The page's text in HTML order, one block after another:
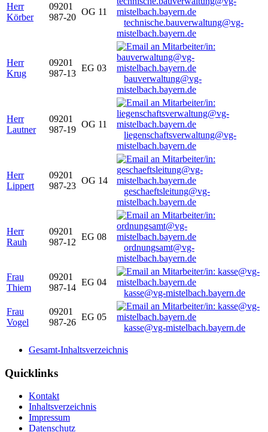
Herr
Körber
09201
987-20
OG 11
technische.bauverwaltung@vg-
mistelbach.bayern.de
Herr
Krug
09201
987-13
EG 03
bauverwaltung@vg-
mistelbach.bayern.de
Herr
Lautner
09201
987-19
OG 11
liegenschaftsverwaltung@vg-
mistelbach.bayern.de
Herr
Lippert
09201
987-23
OG 14
geschaeftsleitung@vg-
mistelbach.bayern.de
Herr
Rauh
09201
987-12
EG 08
ordnungsamt@vg-
mistelbach.bayern.de
Frau
Thiem
09201
987-14
EG 04
kasse@vg-mistelbach.bayern.de
Frau
Vogel
09201
987-26
EG 05
kasse@vg-mistelbach.bayern.de
Gesamt-Inhaltsverzeichnis
Quicklinks
Kontakt
Inhaltsverzeichnis
Impressum
Datenschutz